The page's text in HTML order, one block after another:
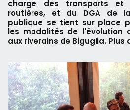
charge des transports et
routières, et du DGA de
publique se tient sur place
les modalités de l'évolution
aux riverains de Biguglia. Plus